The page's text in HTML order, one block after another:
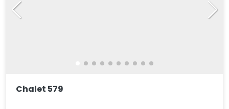
Chalet 579